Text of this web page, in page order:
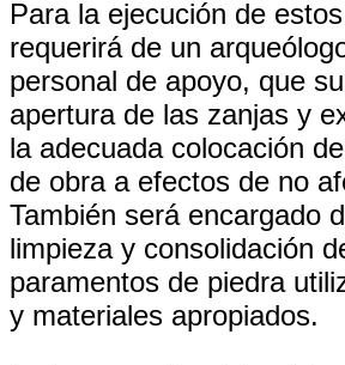
Para la ejecución de
requerirá de un
personal de apoyo, que
apertura de las zanjas y
la adecuada colocación
de obra a efectos de no
También será encargado
limpieza y consolidación
paramentos de piedra
y materiales apropiados.